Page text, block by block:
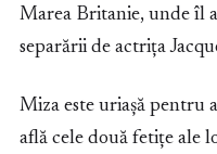
Marea Britanie, unde îl
separării de actrița
Miza este uriașă pentru
află cele două fetițe ale